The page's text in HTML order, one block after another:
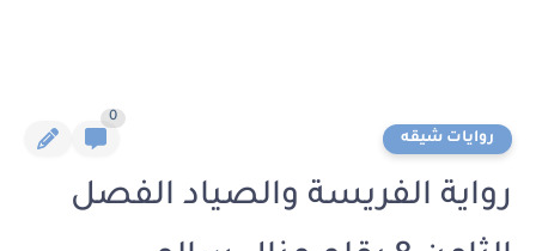
روايات شيقه
0
رواية الفريسة والصياد الفصل